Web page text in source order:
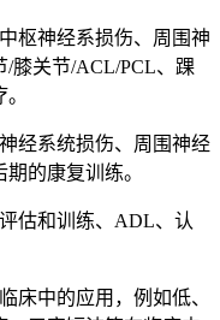
枢神经系损伤、周围神
/膝关节/ACL/PCL、踝
经系统损伤、周围神经
的康复训练。
估和训练、ADL、认
床中的应用，例如低、